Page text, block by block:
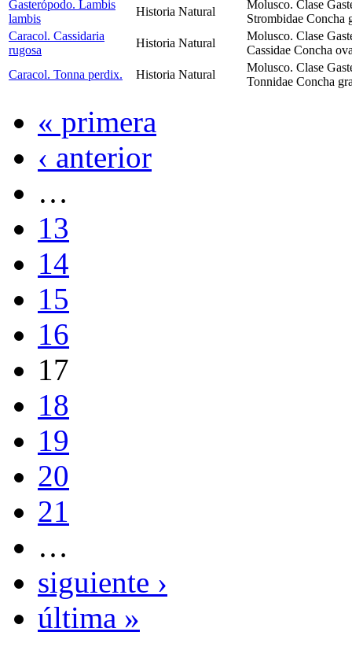
Gasterópodo. Lambis
lambis
Historia Natural
Molusco. Clase
Strombidae Concha
Caracol. Cassidaria
rugosa
Historia Natural
Molusco. Clase
Cassidae Concha
Caracol. Tonna perdix.
Historia Natural
Molusco. Clase
Tonnidae Concha
« primera
‹ anterior
…
13
14
15
16
17
18
19
20
21
…
siguiente ›
última »